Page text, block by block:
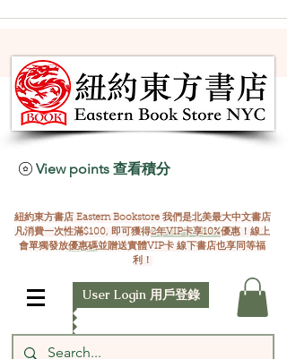
View points 查看積分
紐約東方書店 Eastern Bookstore 我們是北美最大中文書店
凡消費一次性滿$100, 即可獲得2年VIP卡享10%優惠！線上
會單獨發放優惠碼並贈送實體VIP卡 線下書店也享同等福
利！
User Login 用戶登錄